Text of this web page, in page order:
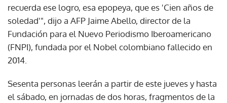
recuerda ese logro, esa epopeya, que es 'Cien años de
soledad'", dijo a AFP Jaime Abello, director de la
Fundación para el Nuevo Periodismo Iberoamericano
(FNPI), fundada por el Nobel colombiano fallecido en
2014.
Sesenta personas leerán a partir de este jueves y hasta
el sábado, en jornadas de dos horas, fragmentos de la